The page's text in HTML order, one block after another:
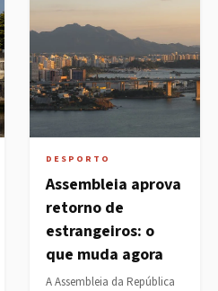
DESPORTO
Assembleia aprova
retorno de
estrangeiros: o
que muda agora
A Assembleia da República